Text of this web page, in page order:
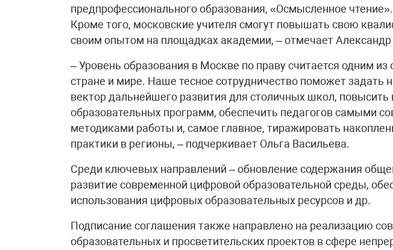
предпрофессионального образования, «Осмысленное чтение».
Кроме того, московские учителя смогут повышать свою
своим опытом на площадках академии, – отмечает
– Уровень образования в Москве по праву считается одним
стране и мире. Наше тесное сотрудничество поможет задать
вектор дальнейшего развития для столичных школ, повысить
образовательных программ, обеспечить педагогов самыми
методиками работы и, самое главное, тиражировать
практики в регионы, – подчеркивает Ольга Васильева.
Среди ключевых направлений – обновление содержания
развитие современной цифровой образовательной среды,
использования цифровых образовательных ресурсов и др.
Подписание соглашения также направлено на реализацию
образовательных и просветительских проектов в сфере